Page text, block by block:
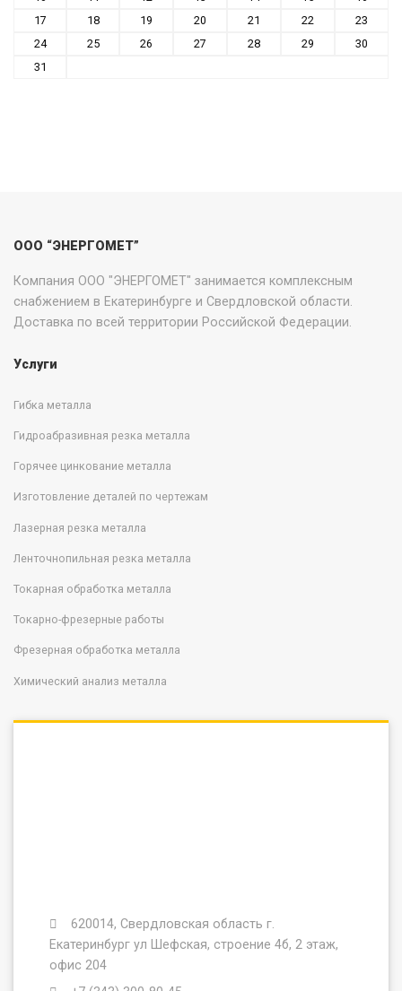
17
18 19 20 21 22
23
24
25 26 27 28 29
30
31
ООО “ЭНЕРГОМЕТ”
Компания ООО "ЭНЕРГОМЕТ" занимается комплексным
снабжением в Екатеринбурге и Свердловской области.
Доставка по всей территории Российской Федерации.
Услуги
Гибка металла
Гидроабразивная резка металла
Горячее цинкование металла
Изготовление деталей по чертежам
Лазерная резка металла
Ленточнопильная резка металла
Токарная обработка металла
Токарно-фрезерные работы
Фрезерная обработка металла
Химический анализ металла
620014, Свердловская область г.
Екатеринбург ул Шефская, строение 4б, 2 этаж,
офис 204